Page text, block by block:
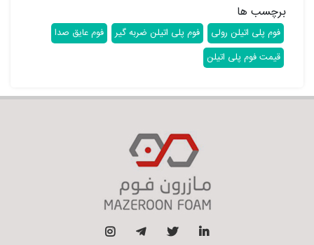
برچسب ها
فوم پلی اتیلن رولی فوم پلی اتیلن ضربه گیر
فوم عایق صدا
قیمت فوم پلی اتیلن